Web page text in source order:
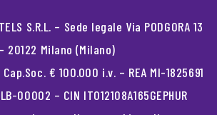
S.R.L. – Sede legale Via PODGORA 13
– 20122 Milano (Milano)
€ 100.000 i.v. – REA MI-1825691
00002 – CIN IT012108A165GEPHUR